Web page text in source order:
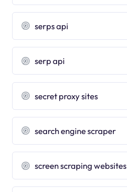
serps api
serp api
secret proxy sites
search engine scraper
screen scraping websites